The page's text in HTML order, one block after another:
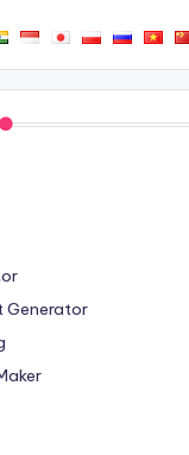
Generator